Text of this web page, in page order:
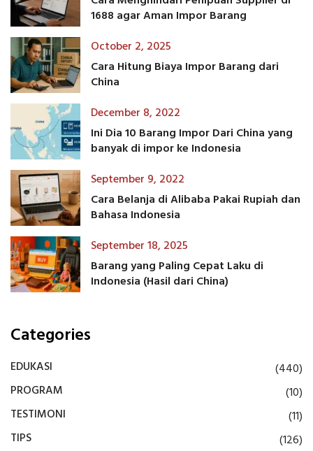
1688 agar Aman Impor Barang
October 2, 2025
Cara Hitung Biaya Impor Barang dari
China
December 8, 2022
Ini Dia 10 Barang Impor Dari China yang
banyak di impor ke Indonesia
September 9, 2022
Cara Belanja di Alibaba Pakai Rupiah dan
Bahasa Indonesia
September 18, 2025
Barang yang Paling Cepat Laku di
Indonesia (Hasil dari China)
Categories
EDUKASI
(440)
PROGRAM
(10)
TESTIMONI
(11)
TIPS
(126)